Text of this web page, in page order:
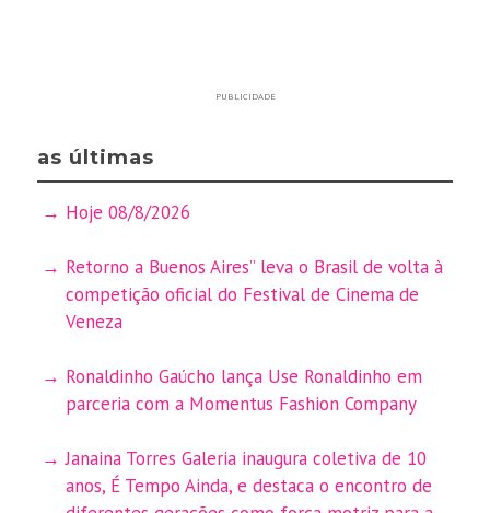
PUBLICIDADE
as últimas
Hoje 08/8/2026
Retorno a Buenos Aires” leva o Brasil de volta à
competição oficial do Festival de Cinema de
Veneza
Ronaldinho Gaúcho lança Use Ronaldinho em
parceria com a Momentus Fashion Company
Janaina Torres Galeria inaugura coletiva de 10
anos, É Tempo Ainda, e destaca o encontro de